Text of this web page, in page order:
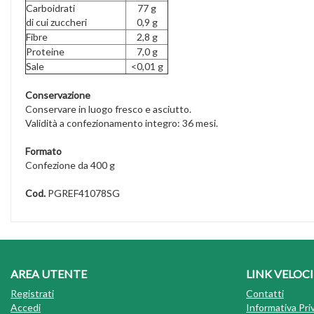
Carboidrati
di cui zuccheri
77 g
0,9 g
Fibre
2,8 g
Proteine
7,0 g
Sale
<0,01 g
Conservazione
Conservare in luogo fresco e asciutto.
Validità a confezionamento integro: 36 mesi.
Formato
Confezione da 400 g
Cod. PGREF41078SG
AREA UTENTE
Registrati
Accedi
LINK VELOCI
Contatti
Informativa